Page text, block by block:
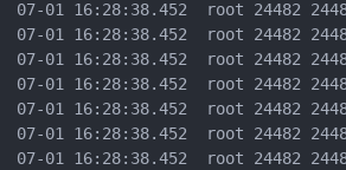
07-01 16:28:38.452  root 24482
07-01 16:28:38.452  root 24482
07-01 16:28:38.452  root 24482
07-01 16:28:38.452  root 24482
07-01 16:28:38.452  root 24482
07-01 16:28:38.452  root 24482
07-01 16:28:38.452  root 24482